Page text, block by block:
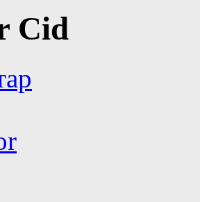
Cid